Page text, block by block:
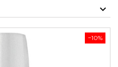
−10%